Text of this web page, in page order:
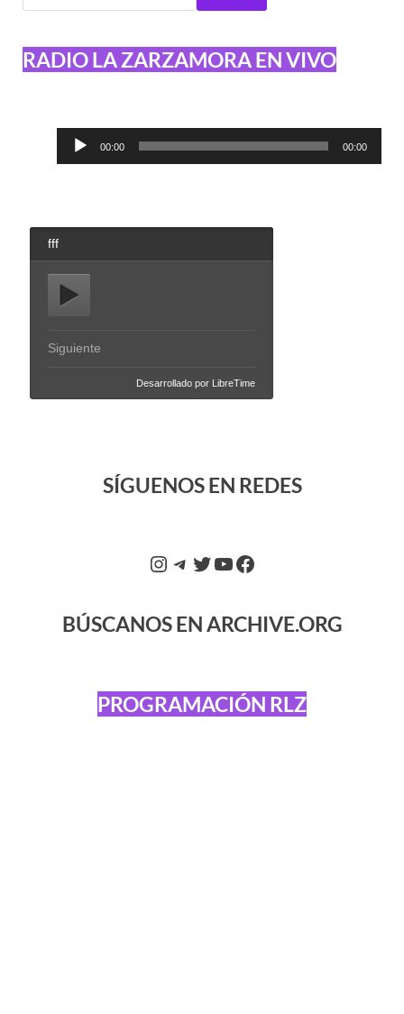
RADIO LA ZARZAMORA EN VIVO
Reproductor
00:00 00:00
SÍGUENOS EN REDES
BÚSCANOS EN ARCHIVE.ORG
PROGRAMACIÓN RLZ